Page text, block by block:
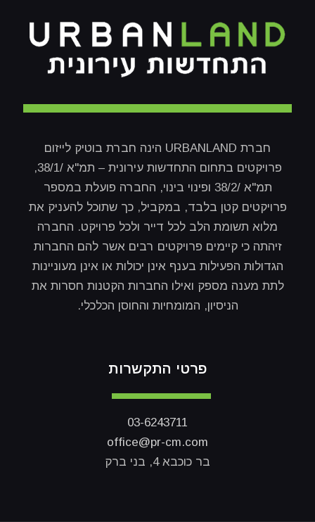
חברת URBANLAND הינה חברת בוטיק לייזום
פרויקטים בתחום התחדשות עירונית – תמ"א /38/1,
תמ"א /38/2 ופינוי בינוי, החברה פועלת במספר
פרויקטים קטן בלבד, במקביל, כך שתוכל להעניק את
מלוא תשומת הלב לכל דייר ולכל פרויקט. החברה
זיהתה כי קיימים פרויקטים רבים אשר להם החברות
הגדולות הפעילות בענף אינן יכולות או אינן מעוניינות
לתת מענה מספק ואילו החברות הקטנות חסרות את
הניסיון, המומחיות והחוסן הכלכלי.
פרטי התקשרות
03-6243711
office@pr-cm.com
בר כוכבא 4, בני ברק